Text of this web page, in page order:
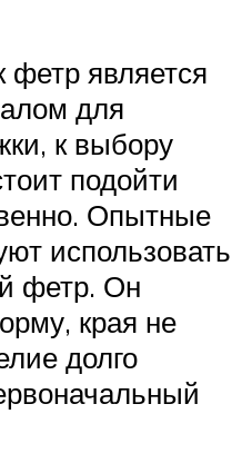
фетр является
для
к выбору
подойти
Опытные
использовать
фетр. Он
края не
долго